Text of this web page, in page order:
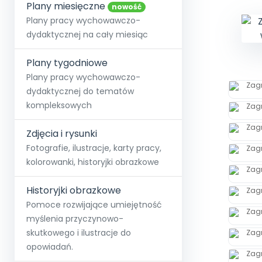
Społeczność
+48 12 631 04 10
kontakt@blizejprzedszkola.pl
O miesięczniku
Strona główna
Strefy,
O Akademii
Akademia
Poznaj pakiet MAX
Testuj przez 7 dni
Pakiet
Pełen
Wszystkie projekty
Skontaktuj się
Dodaj wpis
Plany miesięczne nowość
Plany pracy wychowawczo-
dydaktycznej na cały miesiąc
Plany tygodniowe
Plany pracy wychowawczo-
dydaktycznej do tematów
kompleksowych
Zdjęcia i rysunki
Fotografie, ilustracje, karty pracy,
kolorowanki, historyjki obrazkowe
Historyjki obrazkowe
Pomoce rozwijające umiejętność
myślenia przyczynowo-
skutkowego i ilustracje do
opowiadań.